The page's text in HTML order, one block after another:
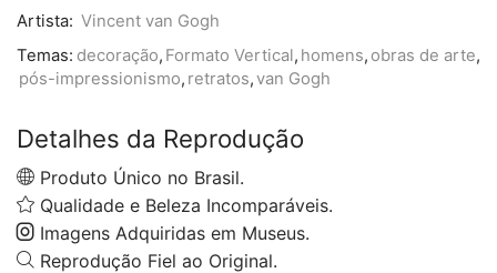
Artista: Vincent van Gogh
Temas: decoração, Formato Vertical , homens, obras de arte,
pós-impressionismo, retratos,van Gogh
Detalhes da Reprodução
Produto Único no Brasil.
Qualidade e Beleza Incomparáveis.
Imagens Adquiridas em Museus.
Reprodução Fiel ao Original.